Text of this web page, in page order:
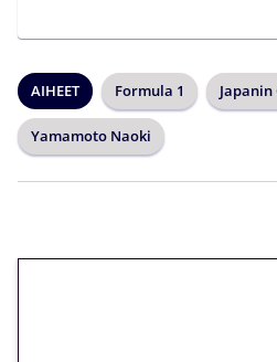
AIHEET Formula 1 Japanin
Yamamoto Naoki